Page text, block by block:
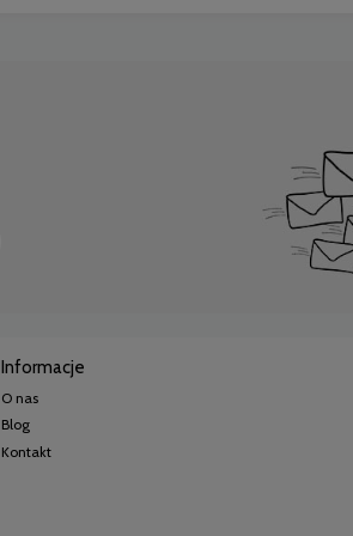
Informacje
O nas
Blog
Kontakt